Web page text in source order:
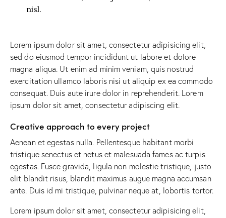
nisl.
Lorem ipsum dolor sit amet, consectetur adipisicing elit,
sed do eiusmod tempor incididunt ut labore et dolore
magna aliqua. Ut enim ad minim veniam, quis nostrud
exercitation ullamco laboris nisi ut aliquip ex ea commodo
consequat. Duis aute irure dolor in reprehenderit. Lorem
ipsum dolor sit amet, consectetur adipiscing elit.
Creative approach to every project
Aenean et egestas nulla. Pellentesque habitant morbi
tristique senectus et netus et malesuada fames ac turpis
egestas. Fusce gravida, ligula non molestie tristique, justo
elit blandit risus, blandit maximus augue magna accumsan
ante. Duis id mi tristique, pulvinar neque at, lobortis tortor.
Lorem ipsum dolor sit amet, consectetur adipisicing elit,